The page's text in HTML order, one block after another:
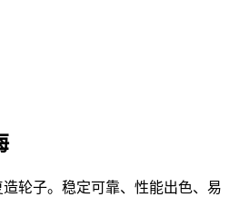
轮子。稳定可靠、性能出色、易